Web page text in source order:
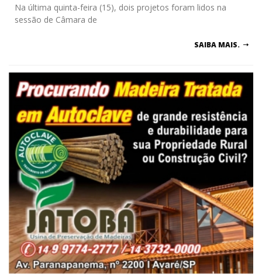
Na última quinta-feira (15), dois projetos foram lidos na
sessão de Câmara de
SAIBA MAIS.